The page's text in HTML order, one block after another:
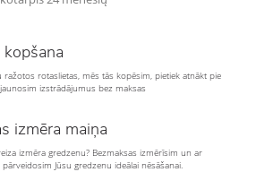
ražotos rotaslietas, mēs tās kopēsim, pietiek atnākt pie
izstrādājumus bez maksas
izmēra maiņa
izmēra gredzenu? Bezmaksas izmērīsim un ar
Jūsu gredzenu ideālai nēsāšanai.